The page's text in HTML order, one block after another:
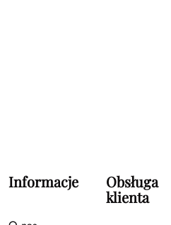
Informacje
Obsługa
klienta